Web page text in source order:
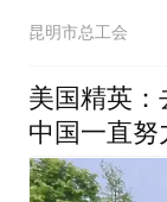
咖啡师职工
昆明市总工会
美国精英：
中国一直